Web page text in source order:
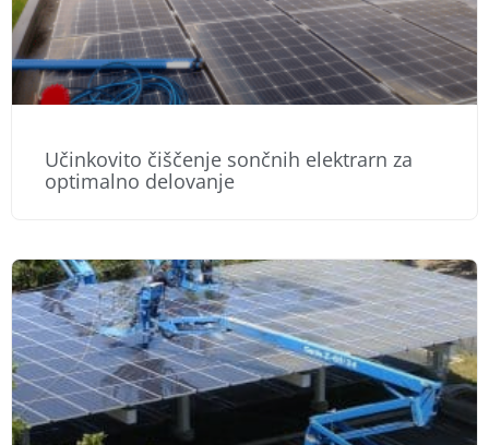
Učinkovito čiščenje sončnih elektrarn za
optimalno delovanje